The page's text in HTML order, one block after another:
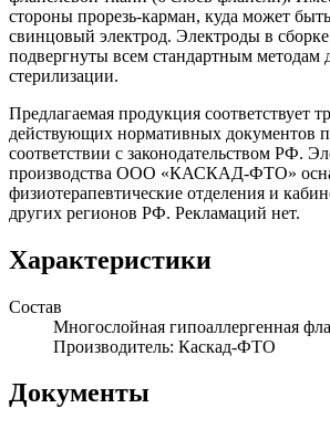
стороны прорезь-карман, куда может
свинцовый электрод. Электроды в
подвергнуты всем стандартным методам
стерилизации.
Предлагаемая продукция соответствует
действующих нормативных документов
соответствии с законодательством РФ.
производства ООО «КАСКАД-ФТО»
физиотерапевтические отделения и
других регионов РФ. Рекламаций нет.
Характеристики
Состав
Многослойная гипоаллергенная
Производитель: Каскад-ФТО
Документы